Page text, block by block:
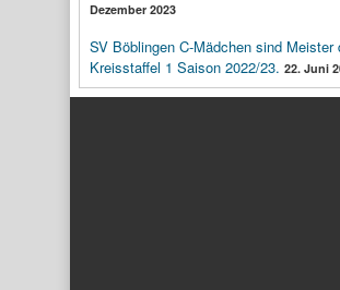
Dezember 2023
SV Böblingen C-Mädchen sind Meister
Kreisstaffel 1 Saison 2022/23. 22. Juni